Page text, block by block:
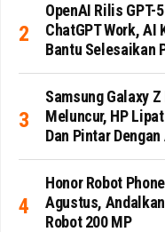
OpenAI Rilis GPT-
ChatGPT Work, AI
Bantu Selesaikan
Samsung Galaxy
Meluncur, HP
Dan Pintar
Honor Robot
Agustus,
Robot 200 MP